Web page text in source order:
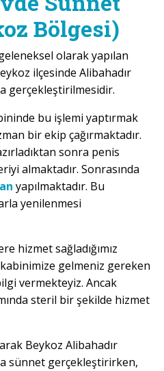
Bölgesi)
olarak yapılan
ilçesinde Alibahadır
gerçekleştirilmesidir.
bu işlemi yaptırmak
bir ekip çağırmaktadır.
sonra penis
almaktadır. Sonrasında
yapılmaktadır. Bu
yenilenmesi
hizmet sağladığımız
gelmeniz gereken
vermekteyiz. Ancak
steril bir şekilde hizmet
Beykoz Alibahadır
sünnet gerçekleştirirken,